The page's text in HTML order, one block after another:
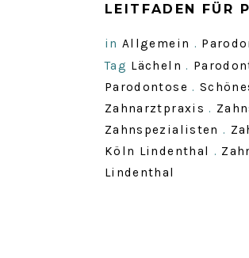
LEITFADEN FÜR
in Allgemein .
Tag Lächeln .
Parodontose .
Zahnarztpraxis .
Zahnspezialisten .
Köln Lindenthal .
Lindenthal